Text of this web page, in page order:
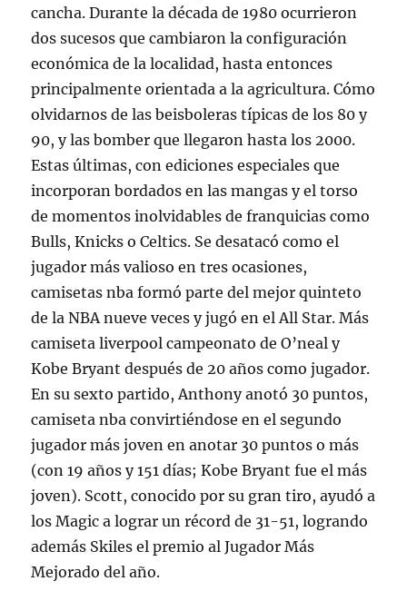
cancha. Durante la década de 1980 ocurrieron
dos sucesos que cambiaron la configuración
económica de la localidad, hasta entonces
principalmente orientada a la agricultura. Cómo
olvidarnos de las beisboleras típicas de los 80 y
90, y las bomber que llegaron hasta los 2000.
Estas últimas, con ediciones especiales que
incorporan bordados en las mangas y el torso
de momentos inolvidables de franquicias como
Bulls, Knicks o Celtics. Se desatacó como el
jugador más valioso en tres ocasiones,
camisetas nba formó parte del mejor quinteto
de la NBA nueve veces y jugó en el All Star. Más
camiseta liverpool campeonato de O’neal y
Kobe Bryant después de 20 años como jugador.
En su sexto partido, Anthony anotó 30 puntos,
camiseta nba convirtiéndose en el segundo
jugador más joven en anotar 30 puntos o más
(con 19 años y 151 días; Kobe Bryant fue el más
joven). Scott, conocido por su gran tiro, ayudó a
los Magic a lograr un récord de 31-51, logrando
además Skiles el premio al Jugador Más
Mejorado del año.